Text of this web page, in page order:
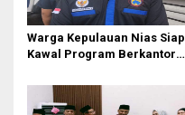
Warga Kepulauan Nias Siap
Kawal Program Berkantor